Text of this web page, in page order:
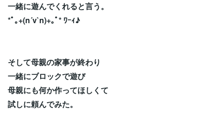
一緒に遊んでくれると言う。
*ﾟ｡+(n´v`n)+｡ﾟ* ﾜｰｨ♪
そして母親の家事が終わり
一緒にブロックで遊び
母親にも何か作ってほしくて
試しに頼んでみた。